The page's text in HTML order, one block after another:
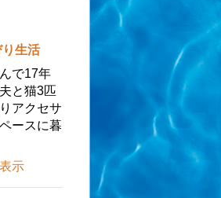
生活
で17年
と猫3匹
アクセサ
ースに暮
示